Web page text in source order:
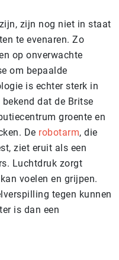
zijn nog niet in staat
te evenaren. Zo
op onverwachte
om bepaalde
is echter sterk in
dat de Britse
groente en
De robotarm, die
ziet eruit als een
Luchtdruk zorgt
voelen en grijpen.
tegen kunnen
is dan een